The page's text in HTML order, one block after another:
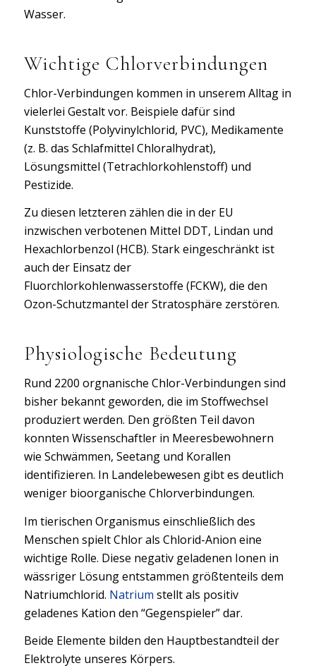
Wasser.
Wichtige Chlorverbindungen
Chlor-Verbindungen kommen in unserem Alltag in
vielerlei Gestalt vor. Beispiele dafür sind
Kunststoffe (Polyvinylchlorid, PVC), Medikamente
(z. B. das Schlafmittel Chloralhydrat),
Lösungsmittel (Tetrachlorkohlenstoff) und
Pestizide.
Zu diesen letzteren zählen die in der EU
inzwischen verbotenen Mittel DDT, Lindan und
Hexachlorbenzol (HCB). Stark eingeschränkt ist
auch der Einsatz der
Fluorchlorkohlenwasserstoffe (FCKW), die den
Ozon-Schutzmantel der Stratosphäre zerstören.
Physiologische Bedeutung
Rund 2200 orgnanische Chlor-Verbindungen sind
bisher bekannt geworden, die im Stoffwechsel
produziert werden. Den größten Teil davon
konnten Wissenschaftler in Meeresbewohnern
wie Schwämmen, Seetang und Korallen
identifizieren. In Landelebewesen gibt es deutlich
weniger bioorganische Chlorverbindungen.
Im tierischen Organismus einschließlich des
Menschen spielt Chlor als Chlorid-Anion eine
wichtige Rolle. Diese negativ geladenen Ionen in
wässriger Lösung entstammen größtenteils dem
Natriumchlorid. Natrium stellt als positiv
geladenes Kation den “Gegenspieler” dar.
Beide Elemente bilden den Hauptbestandteil der
Elektrolyte unseres Körpers.